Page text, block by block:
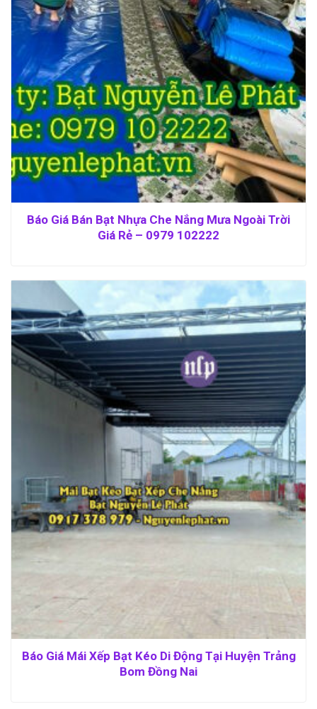
Báo Giá Bán Bạt Nhựa Che Nắng Mưa Ngoài Trời
Giá Rẻ – 0979 102222
Báo Giá Mái Xếp Bạt Kéo Di Động Tại Huyện Trảng
Bom Đồng Nai